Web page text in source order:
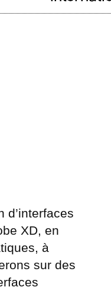
d’interfaces
XD, en
à
sur des